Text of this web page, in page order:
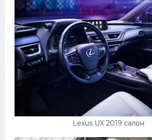
Lexus UX 2019 салон